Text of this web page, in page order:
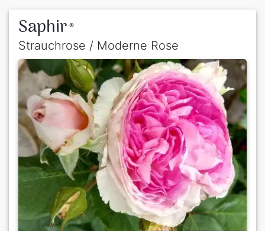
Saphir ®
Strauchrose / Moderne Rose